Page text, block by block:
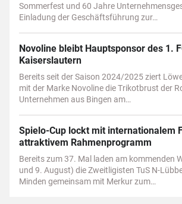
Sommerfest und 60 Jahre
Einladung der Geschäftsführung zur…
Novoline bleibt Hauptsponsor des 1.
Kaiserslautern
Bereits seit der Saison 2024/2025 ziert
mit der Marke Novoline die Trikotbrust der
Unternehmen aus Bingen am…
Spielo-Cup lockt mit internationalem
attraktivem Rahmenprogramm
Bereits zum 37. Mal laden am kommenden
und 9. August) die Zweitligisten TuS N-
Minden gemeinsam mit Merkur zum…